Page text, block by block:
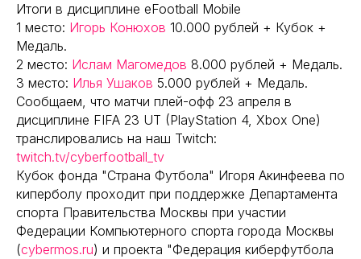
Итоги в дисциплине eFootball Mobile
1 место: Игорь Конюхов 10.000 рублей + Кубок +
Медаль.
2 место: Ислам Магомедов 8.000 рублей + Медаль.
3 место: Илья Ушаков 5.000 рублей + Медаль.
Сообщаем, что матчи плей-офф 23 апреля в
дисциплине FIFA 23 UT (PlayStation 4, Xbox One)
транслировались на наш Twitch:
twitch.tv/cyberfootball_tv
Кубок фонда "Страна Футбола" Игоря Акинфеева по
киперболу проходит при поддержке Департамента
спорта Правительства Москвы при участии
Федерации Компьютерного спорта города Москвы
(cybermos.ru) и проекта "Федерация киберфутбола